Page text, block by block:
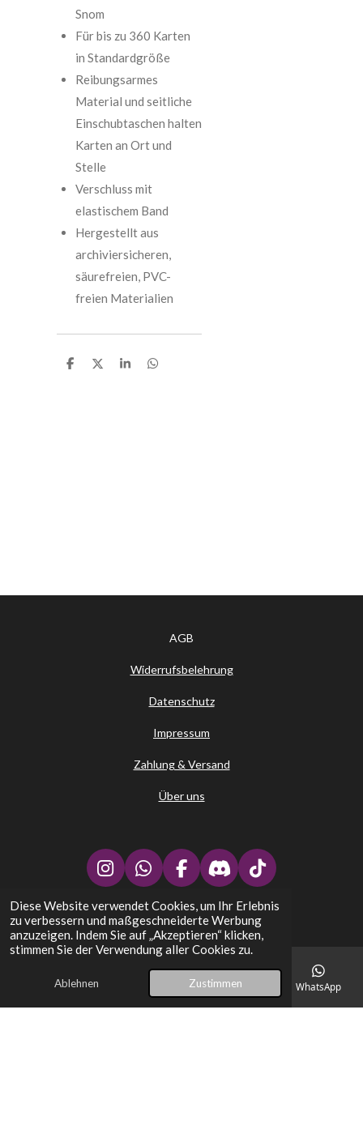
Diese Website verwendet Cookies, um Ihr Erlebnis
zu verbessern und maßgeschneiderte Werbung
anzuzeigen. Indem Sie auf „Akzeptieren“ klicken,
stimmen Sie der Verwendung aller Cookies zu.
Ablehnen Zustimmen
Snom
Für bis zu 360 Karten
in Standardgröße
Reibungsarmes
Material und seitliche
Einschubtaschen halten
Karten an Ort und
Stelle
Verschluss mit
elastischem Band
Hergestellt aus
archiviersicheren,
säurefreien, PVC-
freien Materialien
T
T
T
T
AGB
Widerrufsbelehrung
Datenschutz
Impressum
Zahlung & Versand
Über uns
I
n
s
t
a
W
h
a
t
s
A
p
F
a
c
e
b
o
k
D
i
s
c
o
r
d
T
i
k
T
o
k
↑
Stephans Kartenplatz - TCG Trading Card Games
E-Mail Telefon Karte Facebook WhatsApp